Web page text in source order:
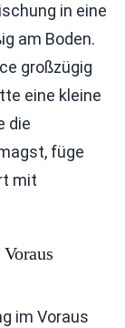
in eine
am Boden.
großzügig
eine kleine
die
füge
mit
im Voraus